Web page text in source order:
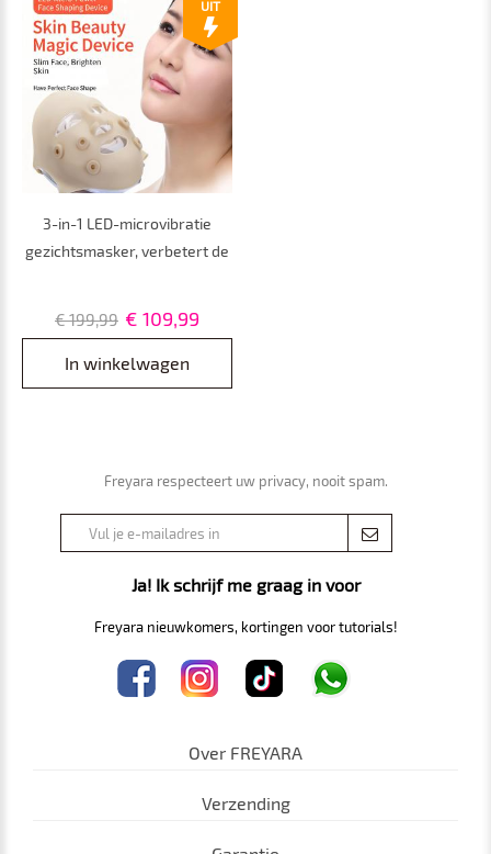
UIT
3-in-1 LED-microvibratie
gezichtsmasker, verbetert de
verheldert de huid.
€ 199,99 € 109,99
In winkelwagen
Freyara respecteert uw privacy, nooit spam.
Ja! Ik schrijf me graag in voor
Freyara nieuwkomers, kortingen voor tutorials!
Over FREYARA
Verzending